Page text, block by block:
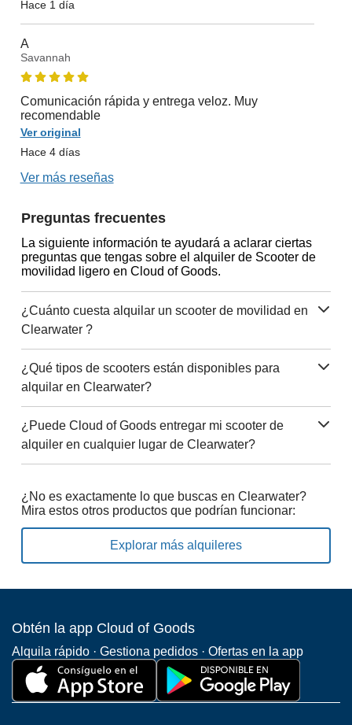
Hace 1 día
A
Savannah
Comunicación rápida y entrega veloz. Muy
recomendable
Ver original
Hace 4 días
Ver más reseñas
Preguntas frecuentes
La siguiente información te ayudará a aclarar ciertas
preguntas que tengas sobre el alquiler de Scooter de
movilidad ligero en Cloud of Goods.
¿Cuánto cuesta alquilar un scooter de movilidad en
Clearwater ?
¿Qué tipos de scooters están disponibles para
alquilar en Clearwater?
¿Puede Cloud of Goods entregar mi scooter de
alquiler en cualquier lugar de Clearwater?
¿No es exactamente lo que buscas en Clearwater?
Mira estos otros productos que podrían funcionar:
Explorar más alquileres
Obtén la app Cloud of Goods
Alquila rápido · Gestiona pedidos · Ofertas en la app